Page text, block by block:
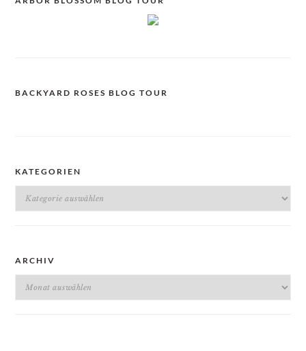
BACKYARD ROSES BLOG TOUR
KATEGORIEN
Kategorien
ARCHIV
Archiv